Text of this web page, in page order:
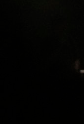
레바논 남부에서 레바논군
라엘 긴급방문 다중화된 전